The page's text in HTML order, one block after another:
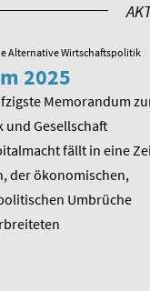
Alternative Wirtschaftspolitik
2025
Memorandum
und Gesellschaft
fällt in eine
der ökonomischen,
Umbrüche